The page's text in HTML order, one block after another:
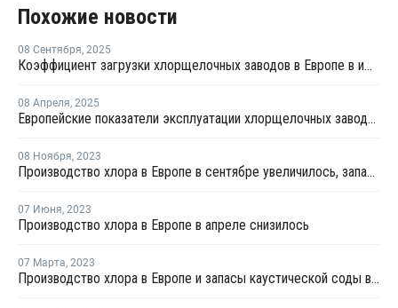
Похожие новости
08 Сентября, 2025
Коэффициент загрузки хлорщелочных заводов в Европе в июле продолжил рост
08 Апреля, 2025
Европейские показатели эксплуатации хлорщелочных заводов достигли в феврале трехлетнего максимума
08 Ноября, 2023
Производство хлора в Европе в сентябре увеличилось, запасы каустика выросли
07 Июня, 2023
Производство хлора в Европе в апреле снизилось
07 Марта, 2023
Производство хлора в Европе и запасы каустической соды выросли в январе